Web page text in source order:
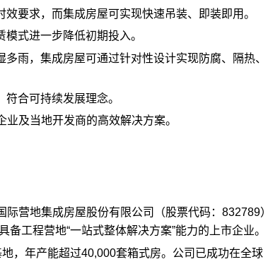
要求，而集成房屋可实现快速吊装、即装即用。
式进一步降低初期投入。
雨，集成房屋可通过针对性设计实现防腐、隔热、
合可持续发展理念。
及当地开发商的高效解决方案。
营地集成房屋股份有限公司（股票代码：832789）
工程营地“一站式整体解决方案”能力的上市企业。
，年产能超过40,000套箱式房。公司已成功在全球